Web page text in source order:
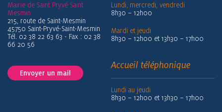
Mairie de Saint Pryvé Saint
Mesmin
215, route de Saint-Mesmin
45750 Saint-Pryvé-Saint-Mesmin
Tél. 02 38 22 63 63 - Fax : 02 38
66 20 56
Envoyer un mail
Lundi, mercredi, vendredi
8h30 – 12h00
Mardi et jeudi
8h30 – 12h00 et 13h30 – 17h00
Accueil téléphonique
Lundi au jeudi
8h30 – 12h00 et 13h30 – 17h00